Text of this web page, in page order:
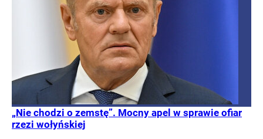
„Nie chodzi o zemstę”. Mocny apel w sprawie ofiar
rzezi wołyńskiej